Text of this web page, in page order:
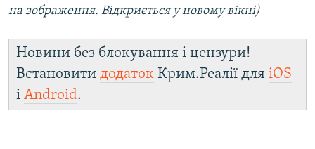
на зображення. Відкриється у новому вікні)
Новини без блокування і цензури!
Встановити додаток Крим.Реалії для iOS
і Android.